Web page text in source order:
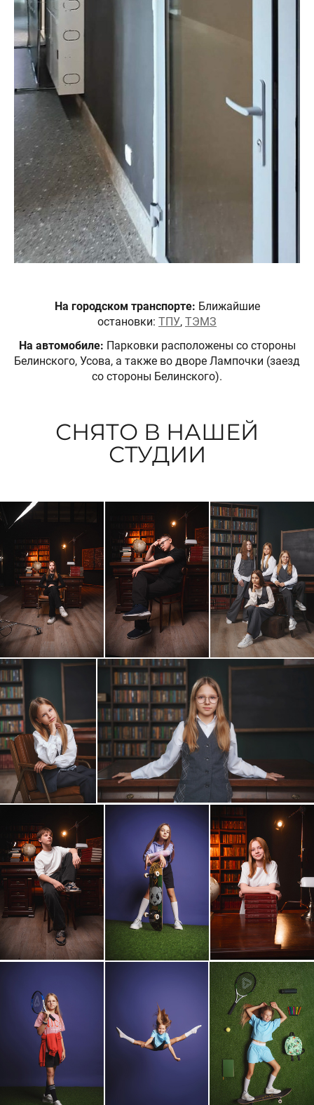
На городском транспорте: Ближайшие
остановки: ТПУ, ТЭМЗ
На автомобиле: Парковки расположены со стороны
Белинского, Усова, а также во дворе Лампочки (заезд
со стороны Белинского).
СНЯТО В НАШЕЙ
СТУДИИ